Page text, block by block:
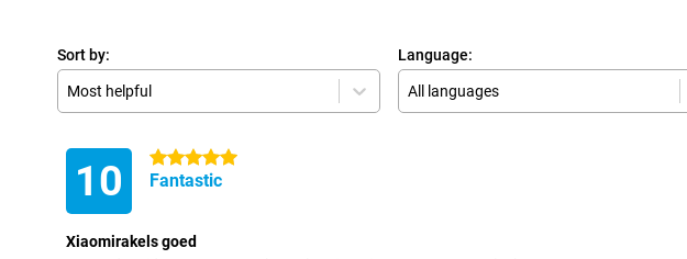
Sort by:
Most helpful
Language:
All languages
10 5 stars
Fantastic
Xiaomirakels goed